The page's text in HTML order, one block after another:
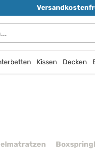
Kissen Decken